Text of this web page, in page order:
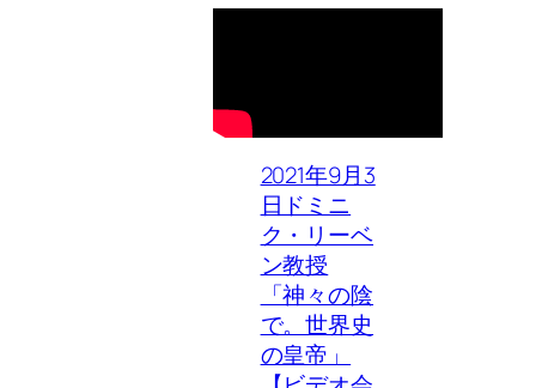
2021年9月3
日ドミニ
ク・リーベ
ン教授
「神々の陰
で。世界史
の皇帝」